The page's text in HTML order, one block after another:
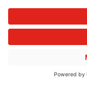
FOLLOW US ON